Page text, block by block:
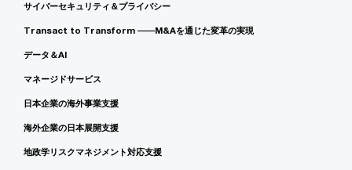
サイバーセキュリティ＆プライバシー
Transact to Transform ――M&Aを通じた変革の実現
データ＆AI
マネージドサービス
日本企業の海外事業支援
海外企業の日本展開支援
地政学リスクマネジメント対応支援